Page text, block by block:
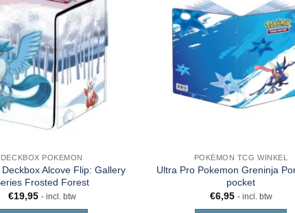
DECKBOX POKEMON
Alcove Flip: Gallery
Frosted Forest
€19,95 - incl. btw
POKÉMON TCG WINKEL
Ultra Pro Pokemon Greninja
pocket
€6,95 - incl. btw